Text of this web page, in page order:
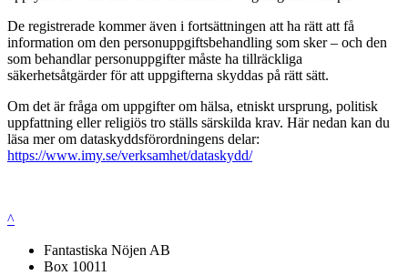
De registrerade kommer även i fortsättningen att ha rätt att få
information om den personuppgiftsbehandling som sker – och den
som behandlar personuppgifter måste ha tillräckliga
säkerhetsåtgärder för att uppgifterna skyddas på rätt sätt.
Om det är fråga om uppgifter om hälsa, etniskt ursprung, politisk
uppfattning eller religiös tro ställs särskilda krav. Här nedan kan du
läsa mer om dataskyddsförordningens delar:
https://www.imy.se/verksamhet/dataskydd/
^
Fantastiska Nöjen AB
Box 10011